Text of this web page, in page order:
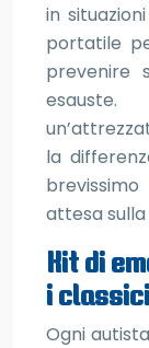
in
portatile
prevenire
la
attesa
Kit di
i
Ogni